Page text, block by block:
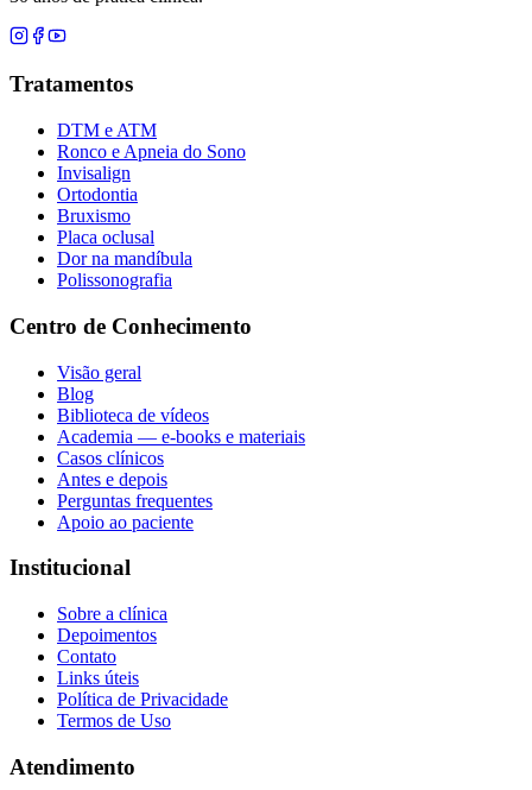
Tratamentos
DTM e ATM
Ronco e Apneia do Sono
Invisalign
Ortodontia
Bruxismo
Placa oclusal
Dor na mandíbula
Polissonografia
Centro de Conhecimento
Visão geral
Blog
Biblioteca de vídeos
Academia — e-books e materiais
Casos clínicos
Antes e depois
Perguntas frequentes
Apoio ao paciente
Institucional
Sobre a clínica
Depoimentos
Contato
Links úteis
Política de Privacidade
Termos de Uso
Atendimento